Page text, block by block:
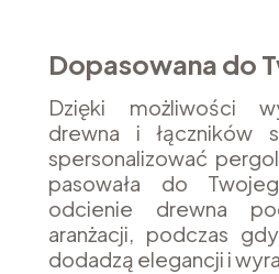
Dopasowana do
Dzięki możliwości
drewna i łączników
spersonalizować
pasowała do
odcienie drewna
aranżacji, podczas
dodadzą elegancji i